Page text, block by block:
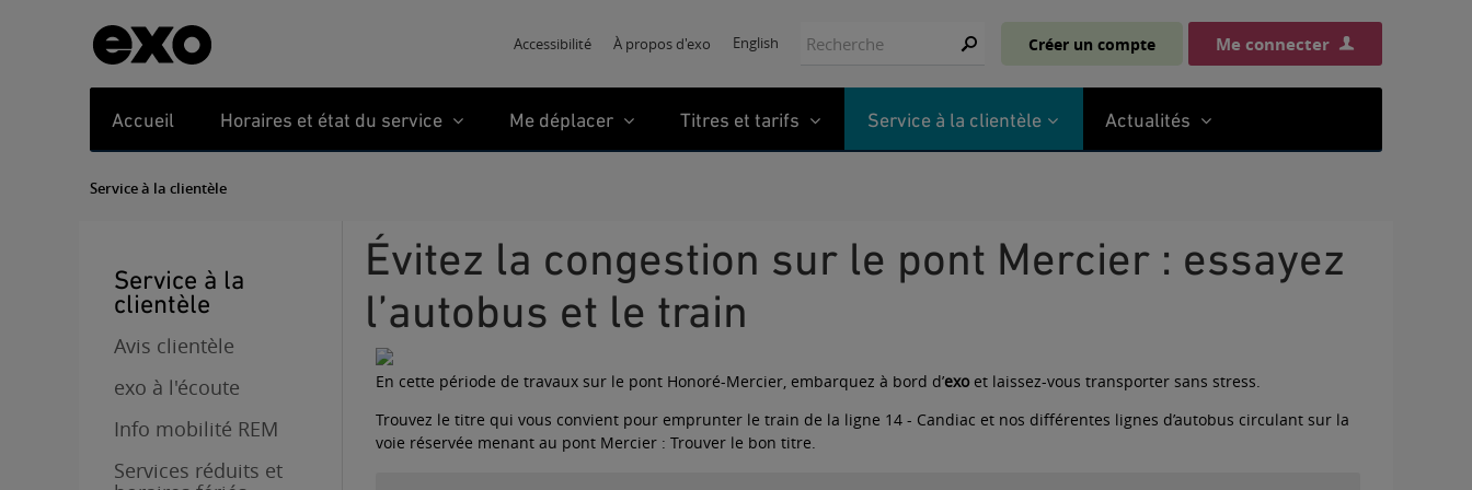
Accessibilité À propos d'exo English Créer un compte Me connecter
Accueil Horaires et état du service Me déplacer Titres et tarifs Service à la clientèle Actualités
Service à la clientèle
Service à la
clientèle
Avis clientèle
exo à l'écoute
Info mobilité REM
Services réduits et
Évitez la congestion sur le pont Mercier : essayez
l’autobus et le train
En cette période de travaux sur le pont Honoré-Mercier, embarquez à bord d’exoet laissez-vous transporter sans stress.
Trouvez le titre qui vous convient pour emprunter le train de la ligne 14 - Candiac et nos différentes lignes d’autobus circulant sur la
voie réservée menant au pont Mercier : Trouver le bon titre.